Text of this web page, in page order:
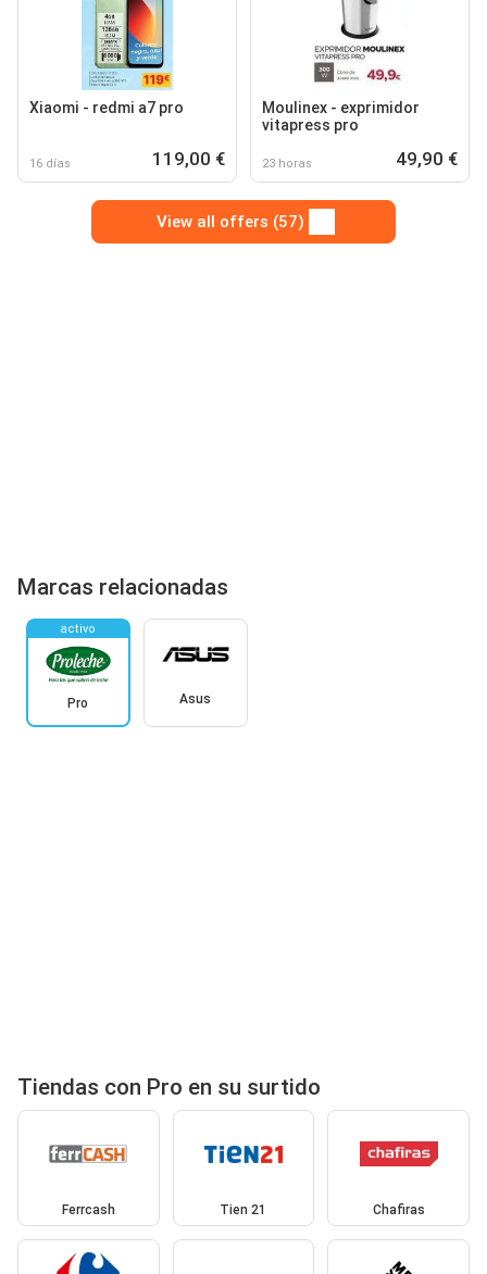
Xiaomi - redmi a7 pro
16 días 119,00 €
Moulinex - exprimidor
vitapress pro
23 horas 49,90 €
View all offers (57)
Marcas relacionadas
activo
Pro Asus
Tiendas con Pro en su surtido
Ferrcash Tien 21 Chafiras